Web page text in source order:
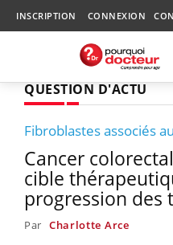
INSCRIPTION CONNEXION
QUESTION D'ACTU
Fibroblastes associés
Cancer
cible
progression des
Par Charlotte Arce